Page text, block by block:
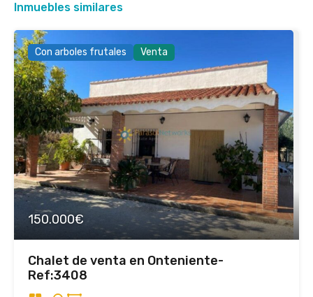
Inmuebles similares
Con arboles frutales Venta
150.000€
Chalet de venta en Onteniente-
Ref:3408